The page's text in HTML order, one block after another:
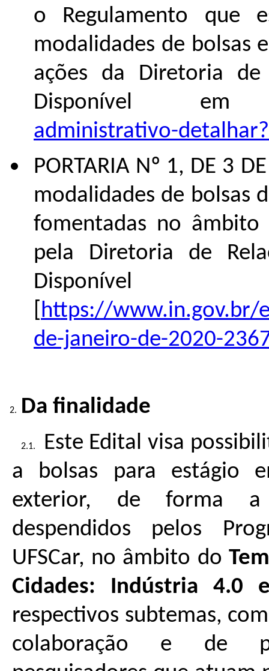
o Regulamento que
modalidades de bolsas
ações da Diretoria de
Disponível
administrativo-
PORTARIA Nº 1, DE 3
modalidades de bolsas
fomentadas no âmbito
pela Diretoria de
https://www.in.gov.br/
de-janeiro-de-2020-
Da finalidade
Este Edital visa
a bolsas para estágio
exterior, de forma a
despendidos pelos
UFSCar, no âmbito do
Cidades: Indústria 4.0
respectivos subtemas,
colaboração e de